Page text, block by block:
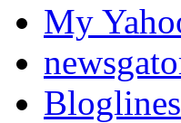
My
Bloglines